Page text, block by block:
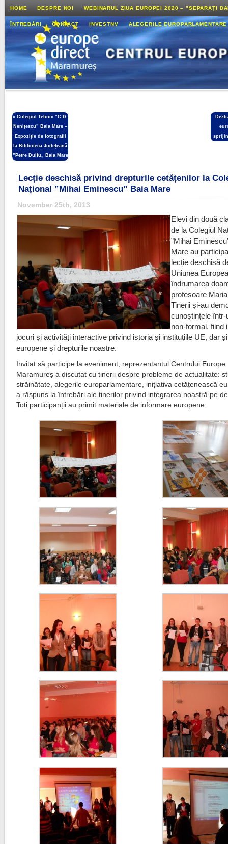
HOME DESPRE NOI WEBINARUL ZIUA EUROPEI 2020 – ”SEPARAȚI
ÎNTREBĂRI CONTACT INVESTNV ALEGERILE
«Colegiul Tehnic ”C.D.
Nenițescu” Baia Mare –
Expoziție de fotografii
la Biblioteca Județeană
”Petre Dulfu„ Baia Mare
Lecție deschisă privind drepturile cetățenilor la
Național ”Mihai Eminescu” Baia Mare
November 25th, 2013
Elevi din două
de la Colegiul
”Mihai
Mare au
lecție deschisă
Uniunea
îndrumarea
profesoare
Tinerii și-au
cunoștințele într-
non-formal, fiind
jocuri și activități interactive privind istoria și instituțiile UE, dar
europene și drepturile noastre.
Invitat să participe la eveniment, reprezentantul Centrului Europe
Maramureș a discutat cu tinerii despre probleme de actualitate:
străinătate, alegerile europarlamentare, inițiativa cetățenească
a răspuns la întrebări ale tinerilor privind integrarea noastră pe
Toți participanții au primit materiale de informare europene.